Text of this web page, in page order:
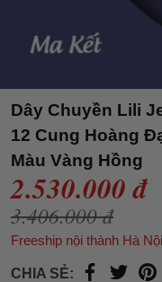
Dây Chuyền Lili
12 Cung Hoàng
Màu Vàng Hồng
2.530.000 đ
3.406.000 đ
Freeship nội thành Hà
CHIA SẺ: